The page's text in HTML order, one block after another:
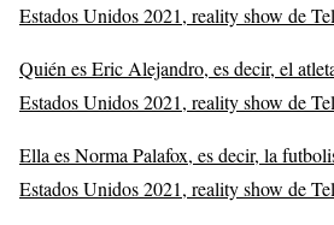
Estados Unidos 2021, reality show de
Quién es Eric Alejandro, es decir, el
Estados Unidos 2021, reality show de
Ella es Norma Palafox, es decir, la
Estados Unidos 2021, reality show de